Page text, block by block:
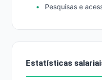
Pesquisas e
Estatísticas